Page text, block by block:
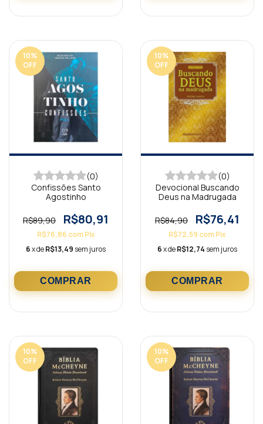
10%
OFF
(0)
Confissões Santo
Agostinho
R$89,90 R$80,91
R$76,86 com Pix
6x deR$13,49 sem juros
10%
OFF
(0)
Devocional Buscando
Deus na Madrugada
R$84,90 R$76,41
R$72,59 comPix
6x deR$12,74 sem juros
10%
OFF
10%
OFF